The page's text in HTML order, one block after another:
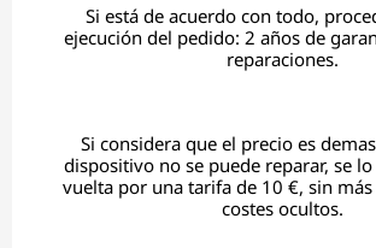
Si está de acuerdo con todo,
ejecución del pedido: 2 años de
reparaciones.
Si considera que el precio es
dispositivo no se puede reparar, se
vuelta por una tarifa de 10 €, sin
costes ocultos.